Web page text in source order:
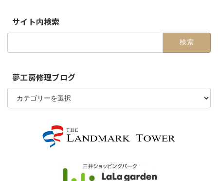
サイト内検索
夢工房修理ブログ
夢
房